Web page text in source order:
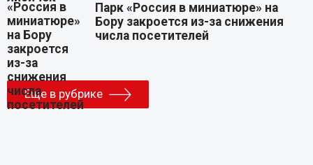
Парк «Россия в миниатюре» на
Бору закроется из-за снижения
числа посетителей
Еще в рубрике